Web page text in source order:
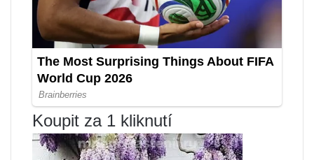
Koupit za 1 kliknutí